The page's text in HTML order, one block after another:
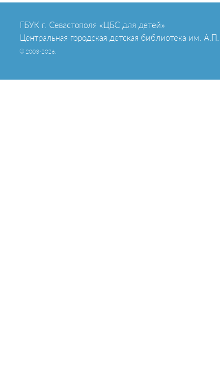
ГБУК г. Севастополя «ЦБС для детей»
Центральная городская детская библиотека им. А.П.
© 2003-2026.